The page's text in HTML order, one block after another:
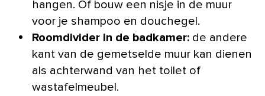
hangen. Of bouw een nisje in de muur
voor je shampoo en douchegel.
Roomdivider in de badkamer: de andere
kant van de gemetselde muur kan dienen
als achterwand van het toilet of
wastafelmeubel.